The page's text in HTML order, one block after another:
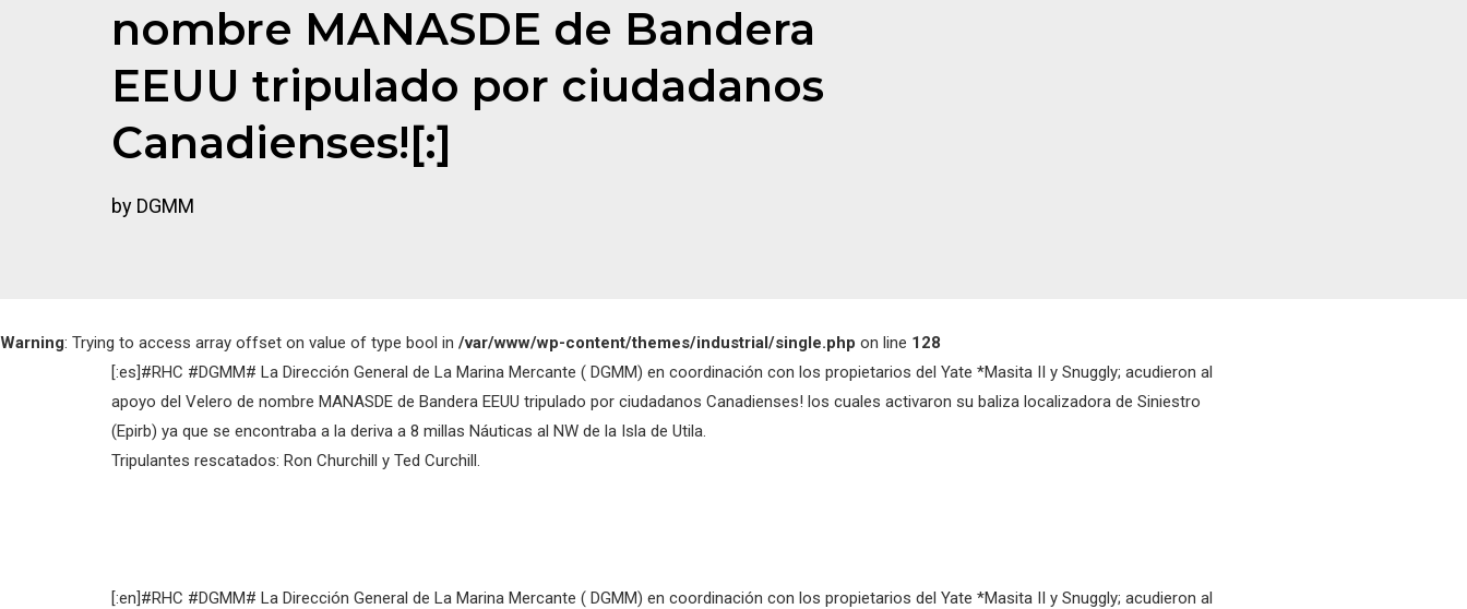
nombre MANASDE de Bandera
EEUU tripulado por ciudadanos
Canadienses![:]
by DGMM
Warning: Trying to access array offset on value of type bool in /var/www/wp-content/themes/industrial/single.php on line 128
[:es]#RHC #DGMM# La Dirección General de La Marina Mercante ( DGMM) en coordinación con los propietarios del Yate *Masita II y Snuggly; acudieron al
apoyo del Velero de nombre MANASDE de Bandera EEUU tripulado por ciudadanos Canadienses! los cuales activaron su baliza localizadora de Siniestro
(Epirb) ya que se encontraba a la deriva a 8 millas Náuticas al NW de la Isla de Utila.
Tripulantes rescatados: Ron Churchill y Ted Curchill.
[:en]#RHC #DGMM# La Dirección General de La Marina Mercante ( DGMM) en coordinación con los propietarios del Yate *Masita II y Snuggly; acudieron al